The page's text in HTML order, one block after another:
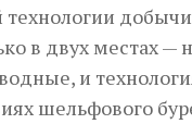
технологии
в двух местах
и
шельфового